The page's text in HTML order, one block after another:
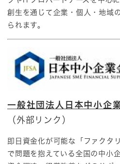
創生を通じて企業・個人・地域
られます。
一般社団法人日本中小企
（外部リンク）
即日資金化が可能な「ファクタ
で問題を抱えている全国の中小